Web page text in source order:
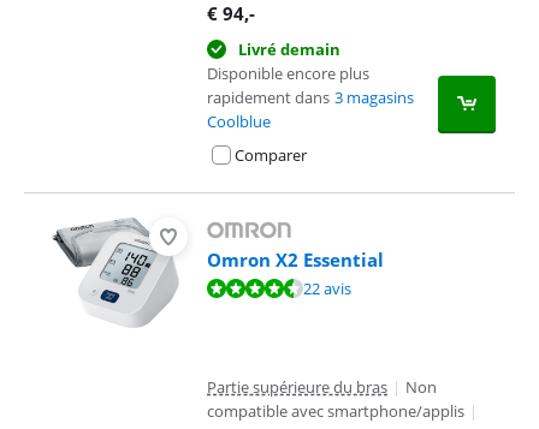
€ 94,-
Livré demain
Disponible encore plus
rapidement dans 3 magasins
Coolblue
Comparer
Omron X2 Essential
La note est de 8,8 sur 10, basée sur 22 avis.22 avis
Partie supérieure du bras | Non
compatible avec smartphone/applis |